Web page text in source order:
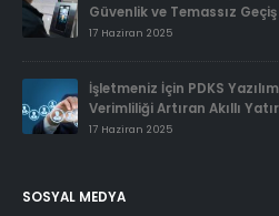
Güvenlik ve Temassız
17 Haziran 2025
İşletmeniz İçin PDKS
Verimliliği Artıran Akıllı
17 Haziran 2025
SOSYAL MEDYA